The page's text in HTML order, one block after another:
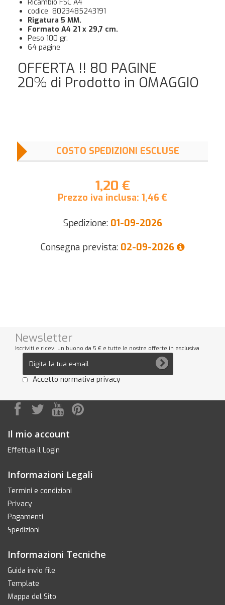
Ricambio FSC A4
codice 8023485243191
Rigatura 5 MM.
Formato A4 21 x 29,7 cm.
Peso 100 gr.
64 pagine
OFFERTA !! 80 PAGINE
20% di Prodotto in OMAGGIO
COSTO SPEDIZIONI ESCLUSE
1,20 €
Prezzo iva inclusa: 1,46€
Spedizione: 01-09-2026
Consegna prevista: 02-09-2026
Newsletter
Iscriviti e ricevi un buono da 5 € e tutte le nostre offerte in esclusiva
Accetto normativa privacy
Il mio account
Effettua il Login
Informazioni Legali
Termini e condizioni
Privacy
Pagamenti
Spedizioni
Informazioni Tecniche
Guida invio file
Template
Mappa del Sito